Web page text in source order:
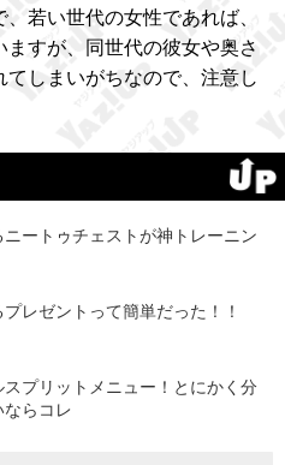
若い世代の女性であれば、
すが、同世代の彼女や奥さ
しまいがちなので、注意し
ートゥチェストが神トレーニン
レゼントって簡単だった！！
プリットメニュー！とにかく分
らコレ